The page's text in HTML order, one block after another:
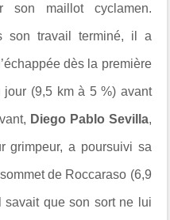
son maillot cyclamen.
son travail terminé, il a
dès la première
(9,5 km à 5 %) avant
Diego Pablo Sevilla,
grimpeur, a poursuivi sa
de Roccaraso (6,9
savait que son sort ne lui